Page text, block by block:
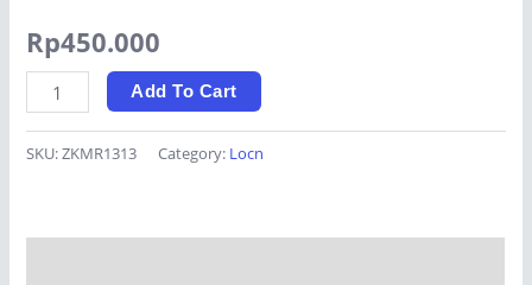
Rp450.000
Kaca
Mobil
Tulangan
Add To Cart
SKU:ZKMR1313 Category: Locn